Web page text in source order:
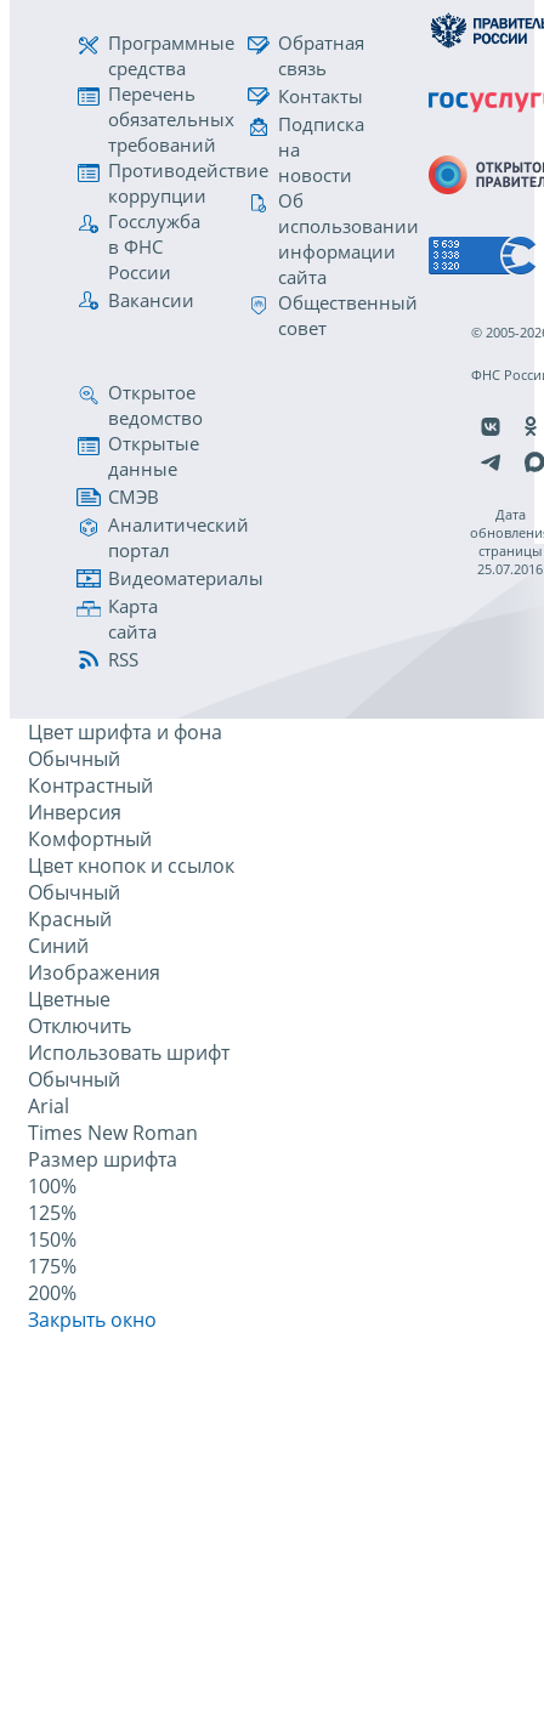
Программные
средства
Перечень
обязательных
требований
Противодействие
коррупции
Госслужба
в ФНС
России
Вакансии
Обратная
связь
Контакты
Подписка
на
новости
Об
использовании
информации
сайта
Общественный
совет
Открытое
ведомство
Открытые
данные
СМЭВ
Аналитический
портал
Видеоматериалы
Карта
сайта
RSS
© 2005-
ФНС
Дата
страницы
25.07.2016
Цвет шрифта и фона
Обычный
Контрастный
Инверсия
Комфортный
Цвет кнопок и ссылок
Обычный
Красный
Синий
Изображения
Цветные
Отключить
Использовать шрифт
Обычный
Arial
Times New Roman
Размер шрифта
100%
125%
150%
175%
200%
Закрыть окно